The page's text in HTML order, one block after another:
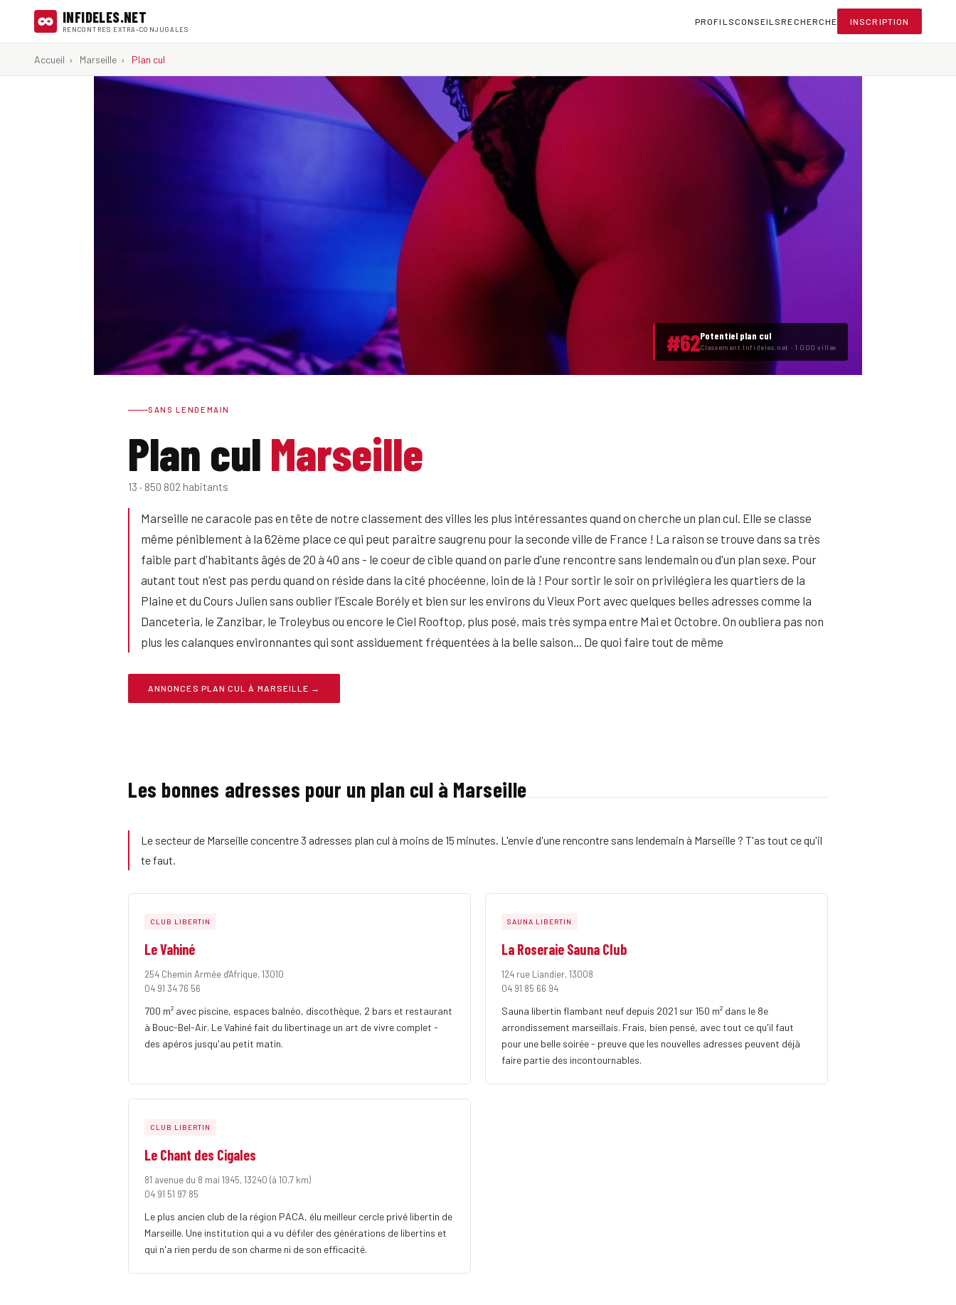
INFIDELES.NET
RENCONTRES EXTRA-CONJUGALES
PROFILSCONSEILSRECHERCHE INSCRIPTION
Accueil › Marseille › Plan cul
#62Potentiel plan cul
Classement Infideles.net · 1 000 villes
SANS LENDEMAIN
Plan cul Marseille
13 · 850 802 habitants
Marseille ne caracole pas en tête de notre classement des villes les plus intéressantes quand on cherche un plan cul. Elle se classe
même péniblement à la 62ème place ce qui peut paraitre saugrenu pour la seconde ville de France ! La raison se trouve dans sa très
faible part d'habitants âgés de 20 à 40 ans - le coeur de cible quand on parle d'une rencontre sans lendemain ou d'un plan sexe. Pour
autant tout n'est pas perdu quand on réside dans la cité phocéenne, loin de là ! Pour sortir le soir on privilégiera les quartiers de la
Plaine et du Cours Julien sans oublier l’Escale Borély et bien sur les environs du Vieux Port avec quelques belles adresses comme la
Danceteria, le Zanzibar, le Troleybus ou encore le Ciel Rooftop, plus posé, mais très sympa entre Mai et Octobre. On oubliera pas non
plus les calanques environnantes qui sont assiduement fréquentées à la belle saison... De quoi faire tout de même
ANNONCES PLAN CUL À MARSEILLE →
Les bonnes adresses pour un plan cul à Marseille
Le secteur de Marseille concentre 3 adresses plan cul à moins de 15 minutes. L'envie d'une rencontre sans lendemain à Marseille ? T'as tout ce qu'il
te faut.
CLUB LIBERTIN
Le Vahiné
254 Chemin Armée d'Afrique, 13010
04 91 34 76 56
700 m² avec piscine, espaces balnéo, discothèque, 2 bars et restaurant
à Bouc-Bel-Air. Le Vahiné fait du libertinage un art de vivre complet -
des apéros jusqu'au petit matin.
SAUNA LIBERTIN
La Roseraie Sauna Club
124 rue Liandier, 13008
04 91 85 66 94
Sauna libertin flambant neuf depuis 2021 sur 150 m² dans le 8e
arrondissement marseillais. Frais, bien pensé, avec tout ce qu'il faut
pour une belle soirée - preuve que les nouvelles adresses peuvent déjà
faire partie des incontournables.
CLUB LIBERTIN
Le Chant des Cigales
81 avenue du 8 mai 1945, 13240 (à 10.7 km)
04 91 51 97 85
Le plus ancien club de la région PACA, élu meilleur cercle privé libertin de
Marseille. Une institution qui a vu défiler des générations de libertins et
qui n'a rien perdu de son charme ni de son efficacité.